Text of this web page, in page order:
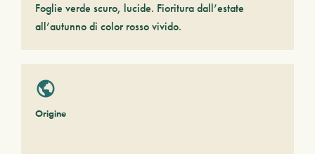
Foglie verde scuro, lucide. Fioritura dall’estate
all’autunno di color rosso vivido.
Origine